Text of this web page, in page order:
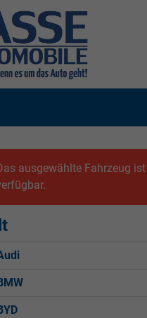
ausgewählte Fahrzeug